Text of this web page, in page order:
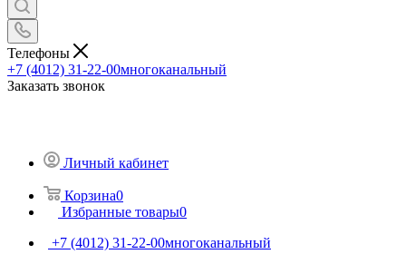
Телефоны
+7 (4012) 31-22-00многоканальный
Заказать звонок
Личный кабинет
Корзина0
Избранные товары0
+7 (4012) 31-22-00многоканальный